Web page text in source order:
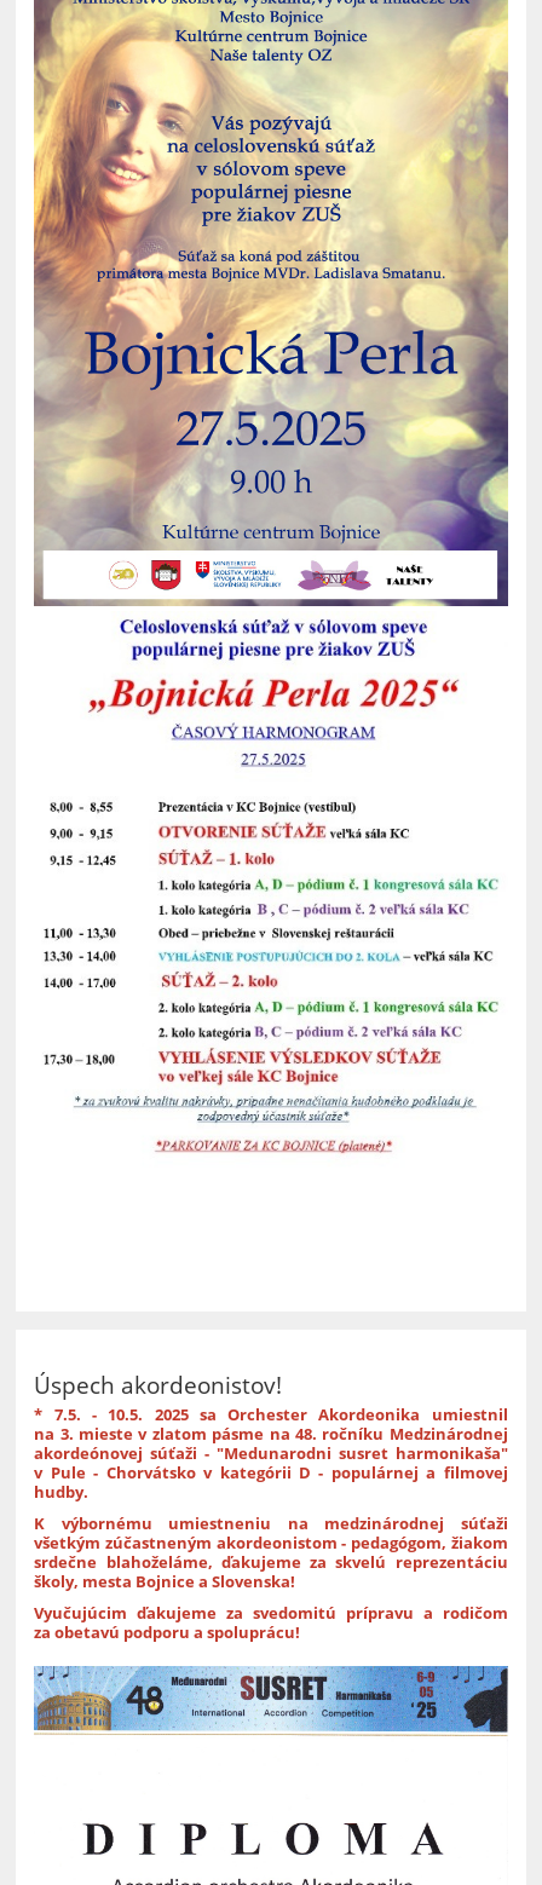
Úspech akordeonistov!
* 7.5. - 10.5. 2025 sa Orchester Akordeonika umiestnil
na 3. mieste v zlatom pásme na 48. ročníku Medzinárodnej
akordeónovej súťaži - "Medunarodni susret harmonikaša"
v Pule - Chorvátsko v kategórii D - populárnej a filmovej
hudby.
K výbornému umiestneniu na medzinárodnej súťaži
všetkým zúčastneným akordeonistom - pedagógom, žiakom
srdečne blahoželáme, ďakujeme za skvelú reprezentáciu
školy, mesta Bojnice a Slovenska!
Vyučujúcim ďakujeme za svedomitú prípravu a rodičom
za obetavú podporu a spoluprácu!